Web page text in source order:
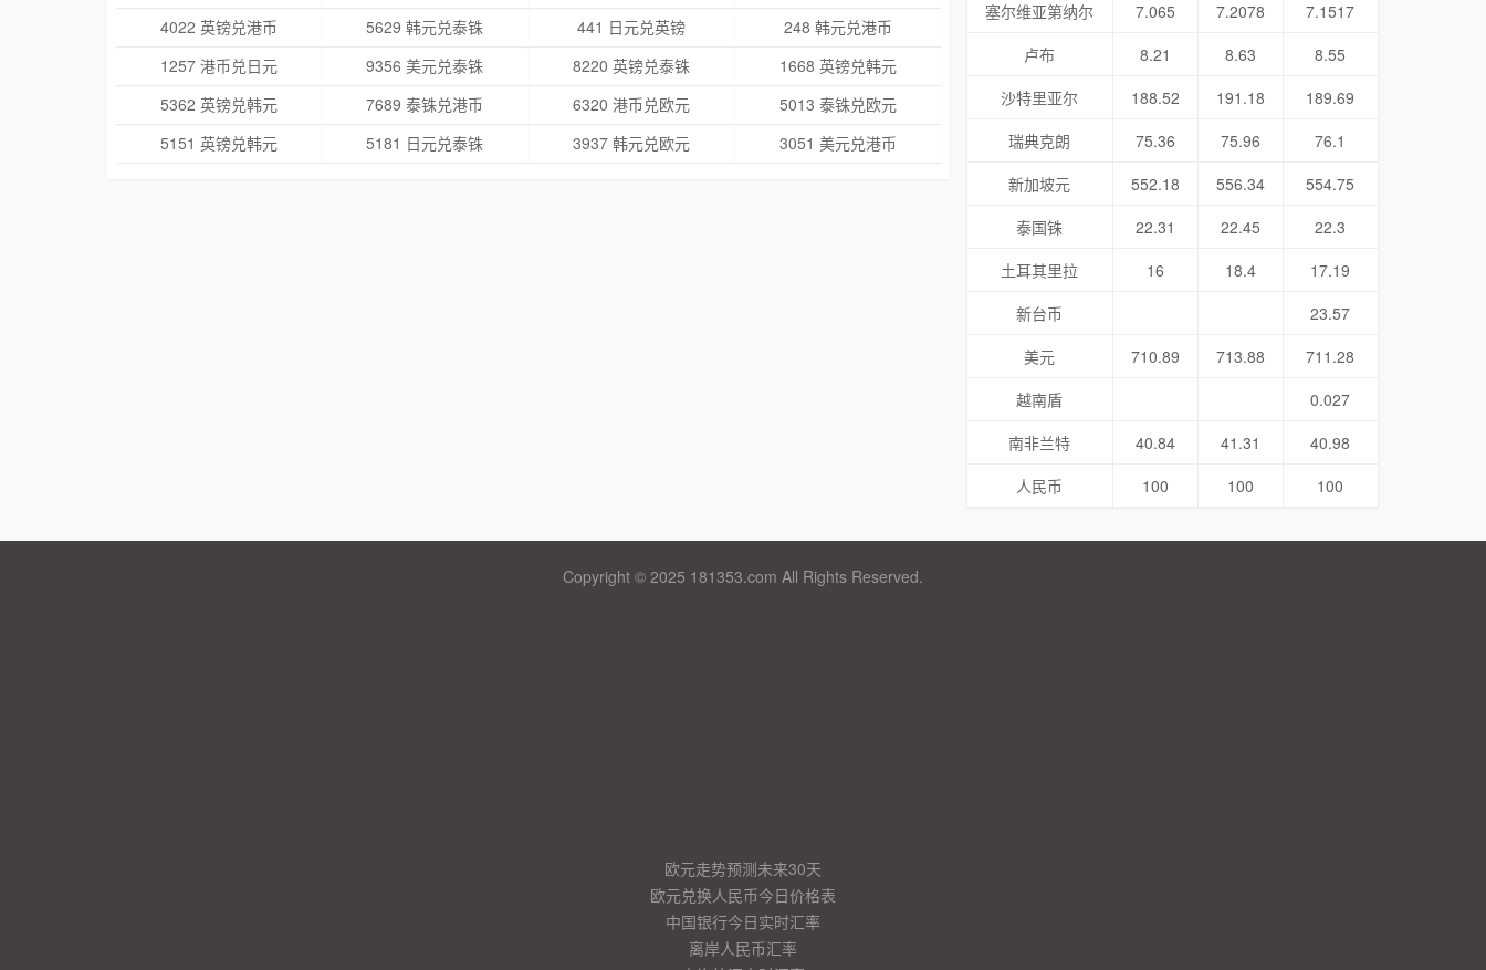
4022 英镑兑港币
5629 韩元兑泰铢 441 日元兑英镑
248 韩元兑港币
1257 港币兑日元
9356 美元兑泰铢 8220 英镑兑泰铢
1668 英镑兑韩元
5362 英镑兑韩元
7689 泰铢兑港币 6320 港币兑欧元
5013 泰铢兑欧元
5151 英镑兑韩元
5181 日元兑泰铢 3937 韩元兑欧元 3051 美元兑港币
塞尔维亚第纳尔
7.065 7.2078
7.1517
卢布
8.21 8.63
8.55
沙特里亚尔
188.52 191.18
189.69
瑞典克朗
75.36 75.96
76.1
新加坡元
552.18 556.34
554.75
泰国铢
22.31 22.45
22.3
土耳其里拉
16 18.4
17.19
新台币
23.57
美元
710.89 713.88
711.28
越南盾
0.027
南非兰特
40.84 41.31
40.98
人民币
100 100 100
Copyright © 2025 181353.com All Rights Reserved.
欧元走势预测未来30天
欧元兑换人民币今日价格表
中国银行今日实时汇率
离岸人民币汇率